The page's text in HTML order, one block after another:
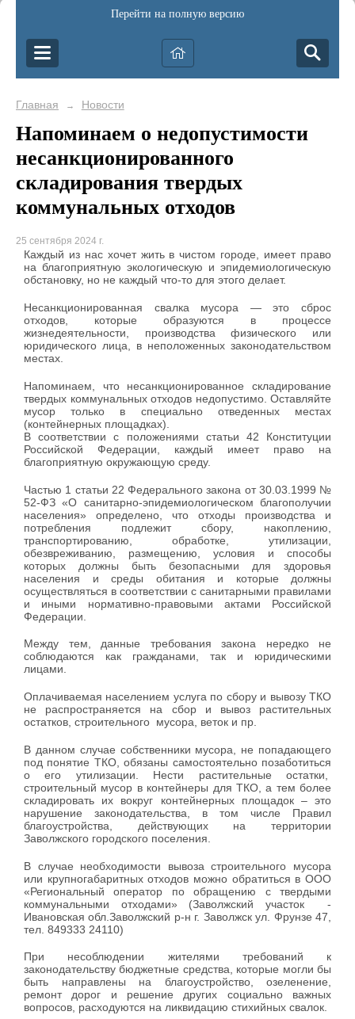
Перейти на полную версию
Главная → Новости
Напоминаем о недопустимости
несанкционированного
складирования твердых
коммунальных отходов
25 сентября 2024 г.
Каждый из нас хочет жить в чистом городе, имеет право
на благоприятную экологическую и эпидемиологическую
обстановку, но не каждый что-то для этого делает.
Несанкционированная свалка мусора — это сброс
отходов, которые образуются в процессе
жизнедеятельности, производства физического или
юридического лица, в неположенных законодательством
местах.
Напоминаем, что несанкционированное складирование
твердых коммунальных отходов недопустимо. Оставляйте
мусор только в специально отведенных местах
(контейнерных площадках).
В соответствии с положениями статьи 42 Конституции
Российской Федерации, каждый имеет право на
благоприятную окружающую среду.
Частью 1 статьи 22 Федерального закона от 30.03.1999 №
52-ФЗ «О санитарно-эпидемиологическом благополучии
населения» определено, что отходы производства и
потребления подлежит сбору, накоплению,
транспортированию, обработке, утилизации,
обезвреживанию, размещению, условия и способы
которых должны быть безопасными для здоровья
населения и среды обитания и которые должны
осуществляться в соответствии с санитарными правилами
и иными нормативно-правовыми актами Российской
Федерации.
Между тем, данные требования закона нередко не
соблюдаются как гражданами, так и юридическими
лицами.
Оплачиваемая населением услуга по сбору и вывозу ТКО
не распространяется на сбор и вывоз растительных
остатков, строительного мусора, веток и пр.
В данном случае собственники мусора, не попадающего
под понятие ТКО, обязаны самостоятельно позаботиться
о его утилизации. Нести растительные остатки,
строительный мусор в контейнеры для ТКО, а тем более
складировать их вокруг контейнерных площадок – это
нарушение законодательства, в том числе Правил
благоустройства, действующих на территории
Заволжского городского поселения.
В случае необходимости вывоза строительного мусора
или крупногабаритных отходов можно обратиться в ООО
«Региональный оператор по обращению с твердыми
коммунальными отходами» (Заволжский участок -
Ивановская обл.Заволжский р-н г. Заволжск ул. Фрунзе 47,
тел. 849333 24110)
При несоблюдении жителями требований к
законодательству бюджетные средства, которые могли бы
быть направлены на благоустройство, озеленение,
ремонт дорог и решение других социально важных
вопросов, расходуются на ликвидацию стихийных свалок.